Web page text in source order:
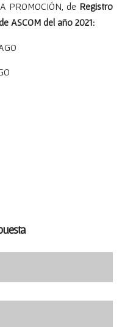
PROMOCIÓN, de Registro
ASCOM del año 2021: